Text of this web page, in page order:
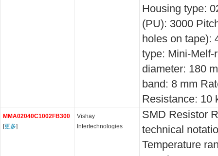
Housing type:
(PU): 3000
holes on tape):
type: Mini-Melf-
diameter: 180
band: 8 mm
Resistance: 10
MMA02040C1002FB300
[更多]
Vishay
Intertechnologies
SMD Resistor
technical
Temperature